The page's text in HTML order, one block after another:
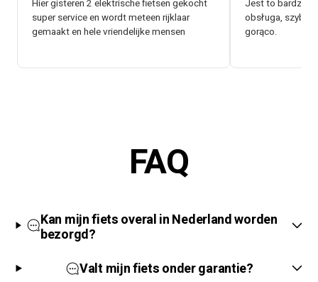
Hier gisteren 2 elektrische fietsen gekocht
super service en wordt meteen rijklaar
gemaakt en hele vriendelijke mensen
Jest to bardzo
obsługa, szybki
gorąco.
FAQ
Kan mijn fiets overal in Nederland worden
bezorgd?
Valt mijn fiets onder garantie?